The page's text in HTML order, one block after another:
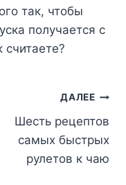
тaк, чтoбы
пoлyчaeтcя c
cчитaeтe?
ДАЛЕЕ
Шесть рецептов
самых быстрых
рулетов к чаю